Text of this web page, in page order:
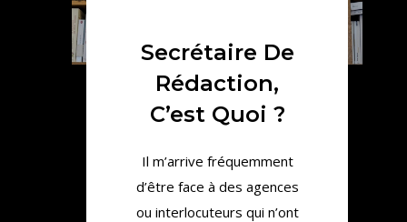
Secrétaire De
Rédaction,
C’est Quoi ?
Il m’arrive fréquemment
d’être face à des agences
ou interlocuteurs qui n’ont